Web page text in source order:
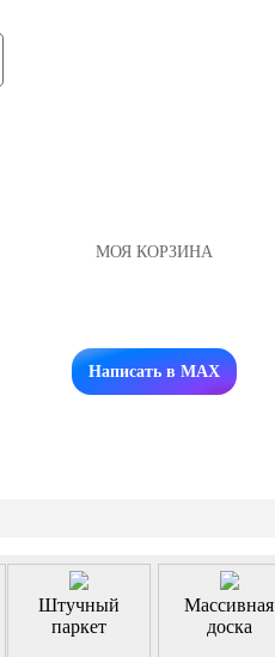
МОЯ КОРЗИНА
Заказать звонок
Написать в MAX
Штучный
паркет
Массивная
доска